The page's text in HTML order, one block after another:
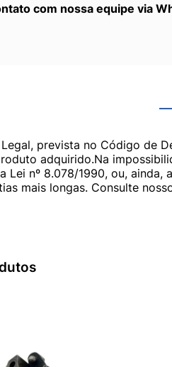
com nossa equipe via
Legal, prevista no Código de
adquirido.Na
Lei nº 8.078/1990, ou,
mais longas. Consulte